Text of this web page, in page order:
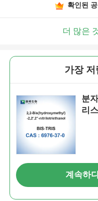
확인된
더 많은
가장
분
리
계속하